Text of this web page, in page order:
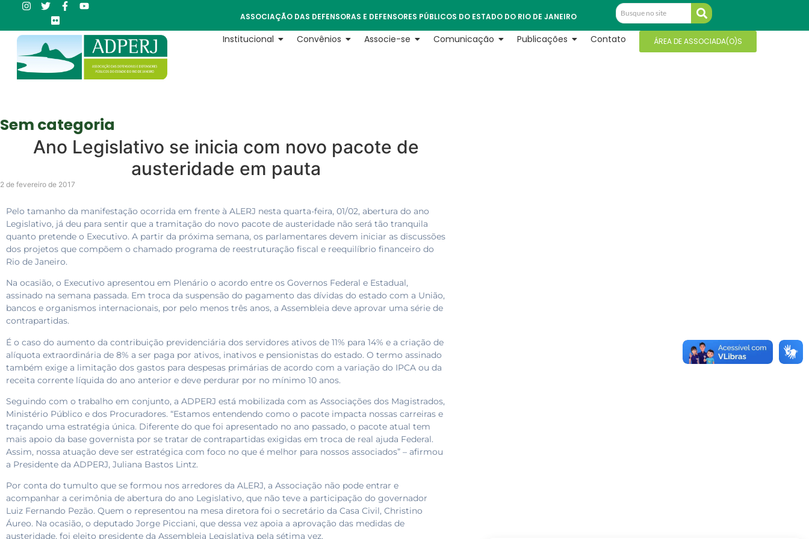
ASSOCIAÇÃO DAS DEFENSORAS E DEFENSORES PÚBLICOS DO ESTADO DO RIO DE JANEIRO
Institucional Convênios Associe-se Comunicação Publicações Contato ÁREA DE ASSOCIADA(O)S
Sem categoria
Ano Legislativo se inicia com novo pacote de
austeridade em pauta
2 de fevereiro de 2017
Pelo tamanho da manifestação ocorrida em frente à ALERJ nesta quarta-feira, 01/02, abertura do ano
Legislativo, já deu para sentir que a tramitação do novo pacote de austeridade não será tão tranquila
quanto pretende o Executivo. A partir da próxima semana, os parlamentares devem iniciar as discussões
dos projetos que compõem o chamado programa de reestruturação fiscal e reequilíbrio financeiro do
Rio de Janeiro.
Na ocasião, o Executivo apresentou em Plenário o acordo entre os Governos Federal e Estadual,
assinado na semana passada. Em troca da suspensão do pagamento das dívidas do estado com a União,
bancos e organismos internacionais, por pelo menos três anos, a Assembleia deve aprovar uma série de
contrapartidas.
É o caso do aumento da contribuição previdenciária dos servidores ativos de 11% para 14% e a criação de
alíquota extraordinária de 8% a ser paga por ativos, inativos e pensionistas do estado. O termo assinado
também exige a limitação dos gastos para despesas primárias de acordo com a variação do IPCA ou da
receita corrente líquida do ano anterior e deve perdurar por no mínimo 10 anos.
Seguindo com o trabalho em conjunto, a ADPERJ está mobilizada com as Associações dos Magistrados,
Ministério Público e dos Procuradores. “Estamos entendendo como o pacote impacta nossas carreiras e
traçando uma estratégia única. Diferente do que foi apresentado no ano passado, o pacote atual tem
mais apoio da base governista por se tratar de contrapartidas exigidas em troca de real ajuda Federal.
Assim, nossa atuação deve ser estratégica com foco no que é melhor para nossos associados” – afirmou
a Presidente da ADPERJ, Juliana Bastos Lintz.
Por conta do tumulto que se formou nos arredores da ALERJ, a Associação não pode entrar e
acompanhar a cerimônia de abertura do ano Legislativo, que não teve a participação do governador
Luiz Fernando Pezão. Quem o representou na mesa diretora foi o secretário da Casa Civil, Christino
Áureo. Na ocasião, o deputado Jorge Picciani, que dessa vez apoia a aprovação das medidas de
austeridade, foi eleito presidente da Assembleia Legislativa pela sétima vez.